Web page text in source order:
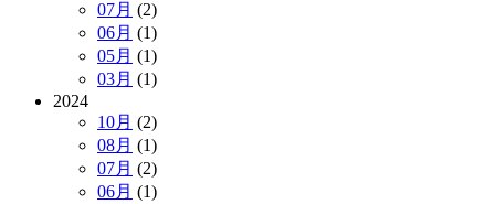
07月 (2)
06月 (1)
05月 (1)
03月 (1)
2024
10月 (2)
08月 (1)
07月 (2)
06月 (1)